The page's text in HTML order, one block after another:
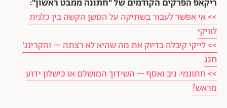
ריקאפ הפרקים הקודמים של "חתונה ממבט ראשון":
>> אי אפשר לעבור בשתיקה על הסשן הקשה בין כלנית
לוויקי
>> לייקי קיבלה בדיוק את מה שהיא לא רצתה – והקרינג'
חגג
>> חתונמי: ניב ואסף – השידוך המושלם או כישלון ידוע
מראש?